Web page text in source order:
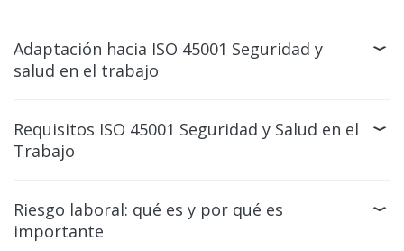
Adaptación hacia ISO 45001 Seguridad y
salud en el trabajo
Requisitos ISO 45001 Seguridad y Salud en el
Trabajo
Riesgo laboral: qué es y por qué es
importante